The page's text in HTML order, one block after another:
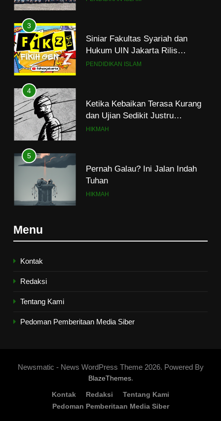
3
Siniar Fakultas Syariah dan
Hukum UIN Jakarta Rilis
Program Fikih Genzi Selama
PENDIDIKAN ISLAM
4
Ketika Kebaikan Terasa Kurang
dan Ujian Sedikit Justru
Menjerumuskan
HIKMAH
5
Pernah Galau? Ini Jalan Indah
Tuhan
HIKMAH
7
HIKMAH
Mau Masuk Surga, Tapi Takut
Mati
Menu
Kontak
Redaksi
Tentang Kami
Pedoman Pemberitaan Media Siber
Newsmatic - News WordPress Theme 2026. Powered By
BlazeThemes.
Kontak Redaksi
Tentang Kami
Pedoman Pemberitaan Media Siber